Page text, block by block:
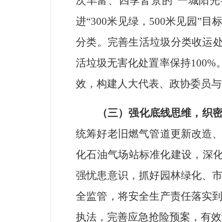
进“300米见绿， 500米见园”目
分类。完善生活垃圾分类收运
活垃圾无害化处置率保持100%
效，构建人大代表、政协委员
（三）强化底线思维，织
统筹好老旧燃气管道更新改造
化石油气场站标准化建设，深
强忧患意识，抓好园林绿化、
全监管，将安全生产责任落实
执法，完善应急抢险预案，有